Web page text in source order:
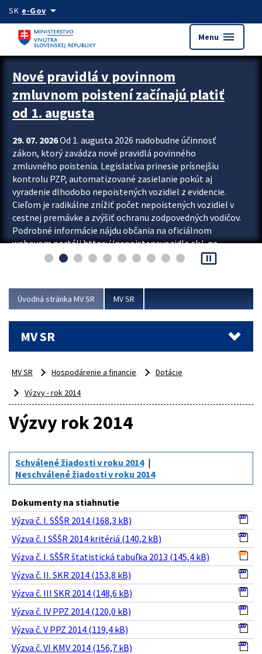
Preskocit na hlavný obsah
SK e-Govarrow_drop_down
Menu menu
Zastavit automatický posun upútavok
Nové pravidlá v povinnom
zmluvnom poistení začínajú platiť
od 1. augusta
29. 07. 2026Od 1. augusta 2026 nadobudne účinnosť
zákon, ktorý zavádza nové pravidlá povinného
zmluvného poistenia. Legislatíva prinesie prísnejšiu
kontrolu PZP, automatizované zasielanie pokút aj
vyradenie dlhodobo nepoistených vozidiel z evidencie.
Cieľom je radikálne znížiť počet nepoistených vozidiel v
cestnej premávke a zvýšiť ochranu zodpovedných vodičov.
Podrobné informácie nájdu občania na oficiálnom
webovom portáli https://nepoistenevozidlo.sk/, na
ktorom od augusta pribudne aj možnosť overiť si...
pause_presentation
Úvodná stránka MV SR MV SR
MV SR
MV SR Hospodárenie a financie
Dotácie
Výzvy - rok 2014
Výzvy rok 2014
Schválené žiadosti v roku 2014
Neschválené žiadosti v roku 2014
Dokumenty na stiahnutie
Výzva č. I. SŠŠR 2014 (168,3 kB)
Výzva č. I SŠŠR 2014 kritériá (140,2 kB)
Výzva č. I. SŠŠR štatistická tabuľka 2013 (145,4 kB)
Výzva č. II. SKR 2014 (153,8 kB)
Výzva č. III SKR 2014 (148,6 kB)
Výzva č. IV PPZ 2014 (120,0 kB)
Výzva č. V PPZ 2014 (119,4 kB)
Výzva č. VI KMV 2014 (156,7 kB)